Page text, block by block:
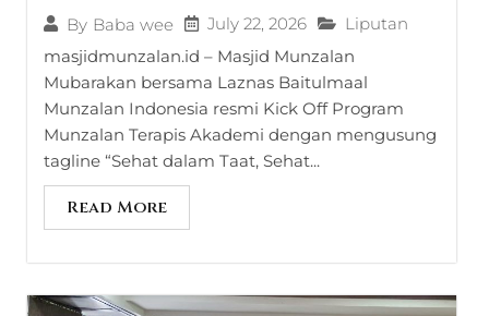
By Baba wee July 22, 2026
Liputan
masjidmunzalan.id – Masjid Munzalan
Mubarakan bersama Laznas Baitulmaal
Munzalan Indonesia resmi Kick Off Program
Munzalan Terapis Akademi dengan mengusung
tagline “Sehat dalam Taat, Sehat...
Read More